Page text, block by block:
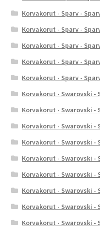
Korvakorut - Sparv -
Korvakorut - Sparv -
Korvakorut - Sparv -
Korvakorut - Sparv -
Korvakorut - Sparv -
Korvakorut - Swarovski -
Korvakorut - Swarovski -
Korvakorut - Swarovski -
Korvakorut - Swarovski -
Korvakorut - Swarovski -
Korvakorut - Swarovski -
Korvakorut - Swarovski -
Korvakorut - Swarovski -
Korvakorut - Swarovski -